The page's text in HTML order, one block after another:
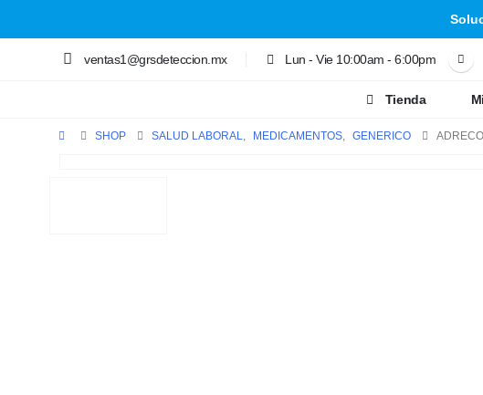
ventas1@grsdeteccion.mx Lun - Vie 10:00am - 6:00pm
Tienda
SHOP SALUD LABORAL, MEDICAMENTOS, GENERICO